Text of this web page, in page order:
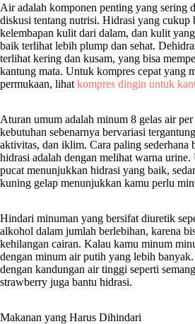
Air adalah komponen penting yang sering
diskusi tentang nutrisi. Hidrasi yang cukup
kelembapan kulit dari dalam, dan kulit
baik terlihat lebih plump dan sehat.
terlihat kering dan kusam, yang bisa
kantung mata. Untuk kompres cepat yang
permukaan, lihat kompres dingin untuk
Aturan umum adalah minum 8 gelas air
kebutuhan sebenarnya bervariasi
aktivitas, dan iklim. Cara paling sederhana
hidrasi adalah dengan melihat warna
pucat menunjukkan hidrasi yang baik,
kuning gelap menunjukkan kamu perlu
Hindari minuman yang bersifat diuretik
alkohol dalam jumlah berlebihan, karena
kehilangan cairan. Kalau kamu minum
dengan minum air putih yang lebih
dengan kandungan air tinggi seperti
strawberry juga bantu hidrasi.
Makanan yang Harus Dihindari